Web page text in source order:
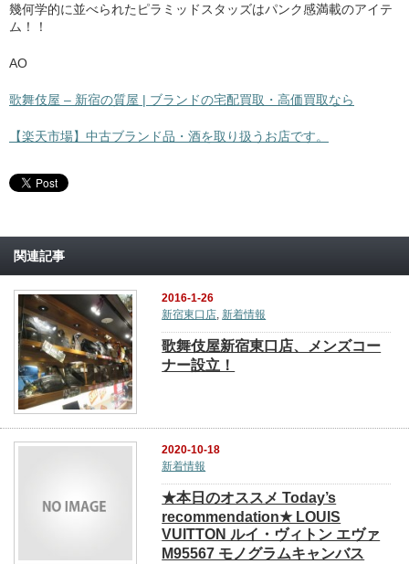
幾何学的に並べられたピラミッドスタッズはパンク感満載のアイテ
ム！！
AO
歌舞伎屋 – 新宿の質屋 | ブランドの宅配買取・高価買取なら
【楽天市場】中古ブランド品・酒を取り扱うお店です。
関連記事
2016-1-26
新宿東口店, 新着情報
歌舞伎屋新宿東口店、メンズコー
ナー設立！
2020-10-18
新着情報
★本日のオススメ Today’s
recommendation★ LOUIS
VUITTON ルイ・ヴィトン エヴァ
M95567 モノグラムキャンバス